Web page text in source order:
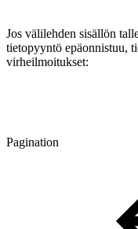
Jos välilehden sisällön
tietopyyntö epäonnistuu,
virheilmoitukset:
Pagination